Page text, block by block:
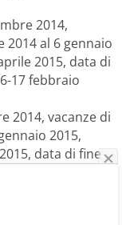
2014,
2014 al 6 gennaio
2015, data di
17 febbraio
2014, vacanze di
2015,
data di fine
2015, 1-